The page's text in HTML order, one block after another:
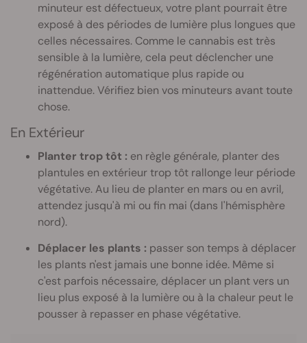
minuteur est défectueux, votre plant pourrait être
exposé à des périodes de lumière plus longues que
celles nécessaires. Comme le cannabis est très
sensible à la lumière, cela peut déclencher une
régénération automatique plus rapide ou
inattendue. Vérifiez bien vos minuteurs avant toute
chose.
En Extérieur
Planter trop tôt : en règle générale, planter des
plantules en extérieur trop tôt rallonge leur période
végétative. Au lieu de planter en mars ou en avril,
attendez jusqu'à mi ou fin mai (dans l'hémisphère
nord).
Déplacer les plants : passer son temps à déplacer
les plants n'est jamais une bonne idée. Même si
c'est parfois nécessaire, déplacer un plant vers un
lieu plus exposé à la lumière ou à la chaleur peut le
pousser à repasser en phase végétative.